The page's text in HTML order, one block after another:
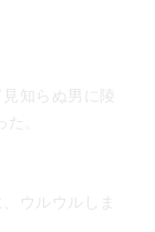
知らぬ男に陵
。
ウルウルしま